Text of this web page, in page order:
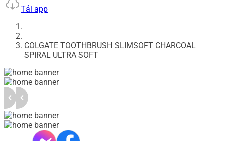
Tải app
COLGATE TOOTHBRUSH SLIMSOFT CHARCOAL
SPIRAL ULTRA SOFT